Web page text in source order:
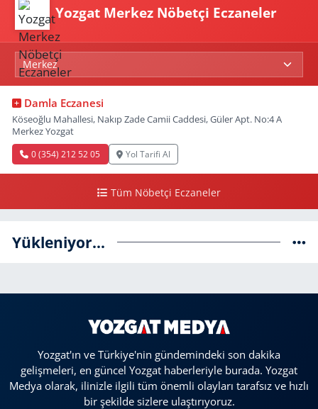
Yozgat Merkez Nöbetçi Eczaneler
Damla Eczanesi
Köseoğlu Mahallesi, Nakıp Zade Camii Caddesi, Güler Apt. No:4 A
Merkez Yozgat
0 (354) 212 52 05 Yol Tarifi Al
Tüm Nöbetçi Eczaneler
Yükleniyor...
Yozgat'ın ve Türkiye'nin gündemindeki son dakika
gelişmeleri, en güncel Yozgat haberleriyle burada. Yozgat
Medya olarak, ilinizle ilgili tüm önemli olayları tarafsız ve hızlı
bir şekilde sizlere ulaştırıyoruz.